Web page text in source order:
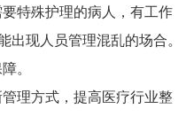
特殊护理的病人，有工作
现人员管理混乱的场合。
。
理方式，提高医疗行业整